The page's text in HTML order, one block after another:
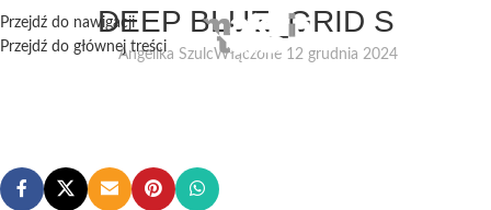
Przejdź do nawigacji
Przejdź do głównej treści
DEEP BLUE_GRID S
Angelika SzulcWłączone 12 grudnia 2024